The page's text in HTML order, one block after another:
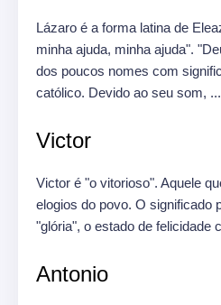
Lázaro é a forma latina de
minha ajuda, minha ajuda".
dos poucos nomes com
católico. Devido ao seu som, ...
Victor
Victor é "o vitorioso". Aquele
elogios do povo. O significado
"glória", o estado de felicidade
Antonio